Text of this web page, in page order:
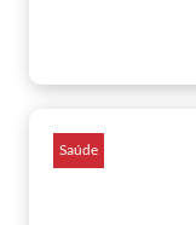
Saúde